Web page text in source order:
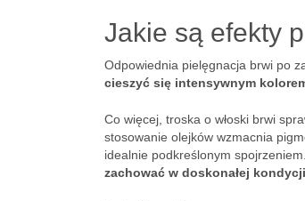
Jakie są efekty
Odpowiednia pielęgnacja brwi po
cieszyć się intensywnym
Co więcej, troska o włoski brwi
stosowanie olejków wzmacnia
idealnie podkreślonym spojrzeniem.
zachować w doskonałej